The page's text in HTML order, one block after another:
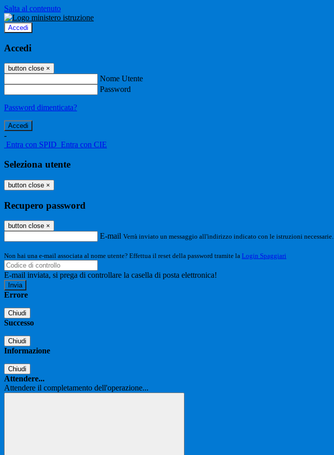
Salta al contenuto
Accedi
Accedi
button close ×
Nome Utente
Password
Password dimenticata?
-
Entra con SPID Entra con CIE
Seleziona utente
button close ×
Recupero password
button close ×
E-mail Verrà inviato un messaggio all'indirizzo indicato con le istruzioni necessarie.
Non hai una e-mail associata al nome utente? Effettua il reset della password tramite la Login Spaggiari
E-mail inviata, si prega di controllare la casella di posta elettronica!
Errore
Chiudi
Successo
Chiudi
Informazione
Chiudi
Attendere...
Attendere il completamento dell'operazione...